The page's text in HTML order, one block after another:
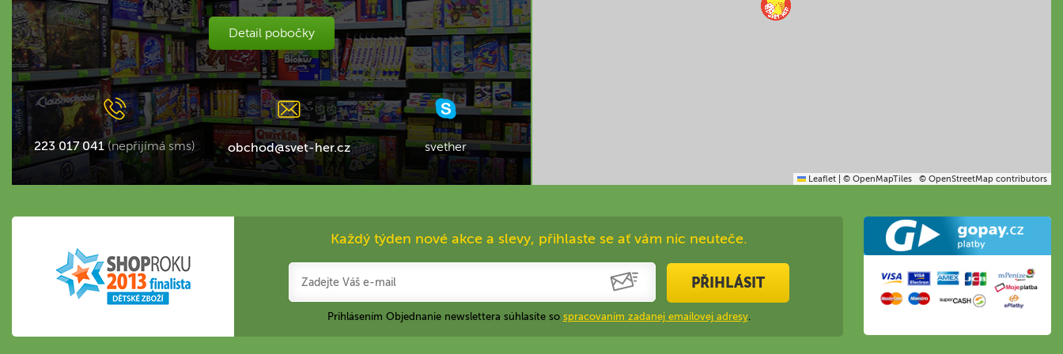
Detail pobočky
223 017 041 (nepřijímá sms) obchod@svet-her.cz svether
Leaflet © OpenMapTiles © OpenStreetMap contributors
Každý týden nové akce a slevy, přihlaste se ať vám nic neuteče.
PŘIHLÁSIT
Prihlásením Objednanie newslettera súhlasíte so spracovaním zadanej emailovej adresy.